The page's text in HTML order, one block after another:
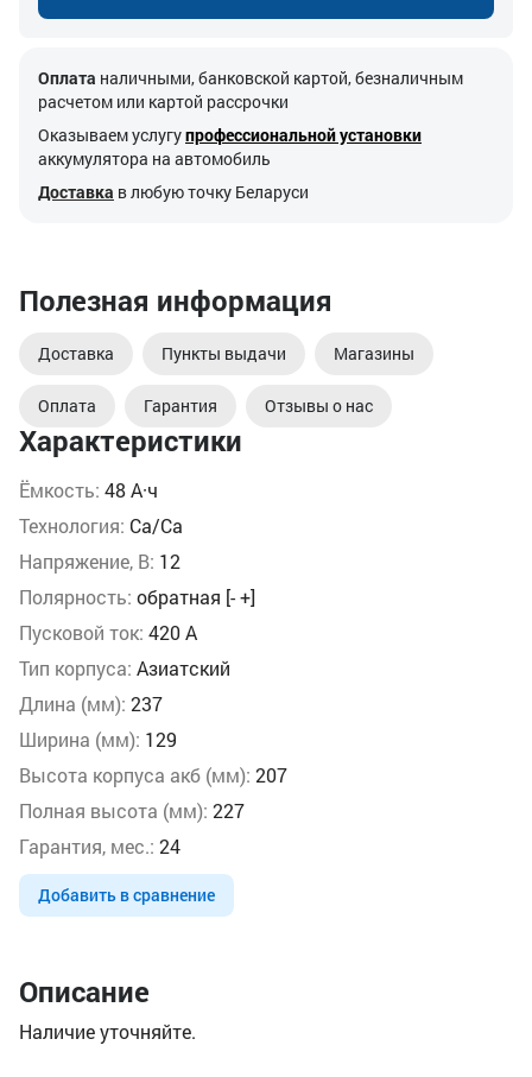
Характеристики
Ёмкость: 48 А·ч
Технология: Ca/Ca
Напряжение, В: 12
Полярность: обратная [- +]
Пусковой ток: 420 А
Тип корпуса: Азиатский
Длина (мм): 237
Ширина (мм): 129
Высота корпуса акб (мм): 207
Полная высота (мм): 227
Гарантия, мес.: 24
Добавить в сравнение
Оплата наличными, банковской картой, безналичным
расчетом или картой рассрочки
Оказываем услугупрофессиональной установки
аккумулятора на автомобиль
Доставка в любую точку Беларуси
Полезная информация
Доставка Пункты выдачи Магазины
Оплата Гарантия Отзывы о нас
Описание
Наличие уточняйте.